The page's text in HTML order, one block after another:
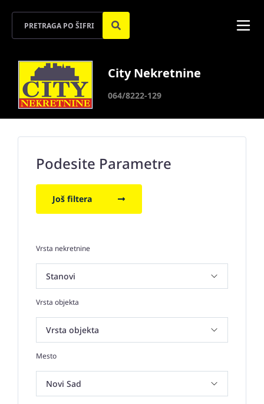
City Nekretnine
064/8222-129
Podesite Parametre
Još filtera
Vrsta nekretnine
Vrsta objekta
Mesto